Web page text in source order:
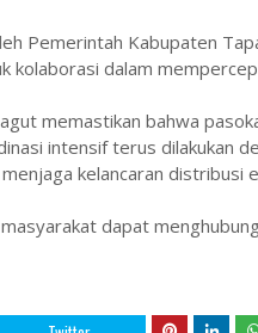
Pemerintah Kabupaten
kolaborasi dalam
memastikan bahwa
intensif terus dilakukan
kelancaran distribusi
dapat